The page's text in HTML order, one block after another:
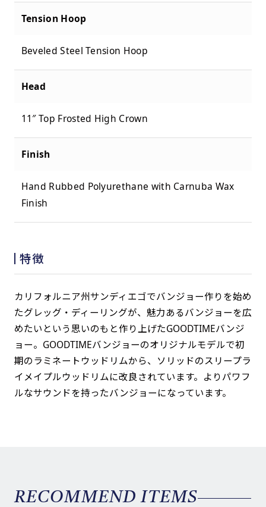
Tension Hoop
Beveled Steel Tension Hoop
Head
11″ Top Frosted High Crown
Finish
Hand Rubbed Polyurethane with Carnuba Wax
Finish
特徴
カリフォルニア州サンディエゴでバンジョー作りを始め
たグレッグ・ディーリングが、魅力あるバンジョーを広
めたいという思いのもと作り上げたGOODTIMEバンジ
ョー。GOODTIMEバンジョーのオリジナルモデルで初
期のラミネートウッドリムから、ソリッドのスリープラ
イメイプルウッドリムに改良されています。よりパワフ
ルなサウンドを持ったバンジョーになっています。
RECOMMEND ITEMS